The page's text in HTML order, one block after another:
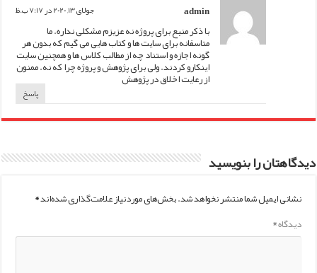
admin جولای 13, 2020 در 7:17 ب.ظ
با ذکر منبع برای پروژه نه عزیزم مشکلی نداره. ما
متاسفانه برای سایت ها و کتاب هایی می گیم که بدون هر
گونه اجازه و استناد چه از مطالب کلاس ها و همچنین سایت
اینکارو کردند. ولی برای پژوهش و پروژه چرا که نه. ممنون
از رعایت اخلاق در پژوهش
پاسخ
دیدگاهتان را بنویسید
نشانی ایمیل شما منتشر نخواهد شد.بخش‌های موردنیاز علامت‌گذاری شده‌اند*
دیدگاه*